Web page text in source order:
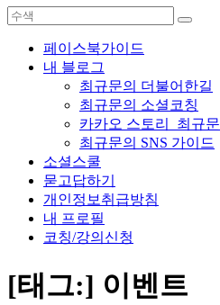
페이스북가이드
내 블로그
최규문의 더불어한길
최규문의 소셜코칭
카카오 스토리_최규문
최규문의 SNS 가이드
소셜스쿨
묻고답하기
개인정보취급방침
내 프로필
코칭/강의신청
[태그:] 이벤트